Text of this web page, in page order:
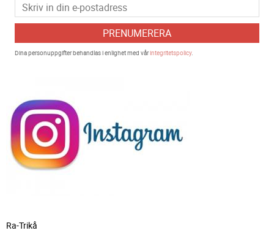
PRENUMERERA
Dina personuppgifter behandlas i enlighet med vårintegritetspolicy.
Ra-Trikå